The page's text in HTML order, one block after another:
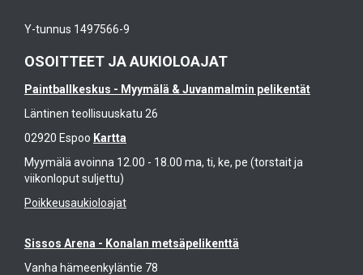
Y-tunnus 1497566-9
OSOITTEET JA AUKIOLOAJAT
Paintballkeskus - Myymälä & Juvanmalmin pelikentät
Läntinen teollisuuskatu 26
02920 Espoo Kartta
Myymälä avoinna 12.00 - 18.00 ma, ti, ke, pe (torstait ja
viikonloput suljettu)
Poikkeusaukioloajat
Sissos Arena - Konalan metsäpelikenttä
Vanha hämeenkyläntie 78